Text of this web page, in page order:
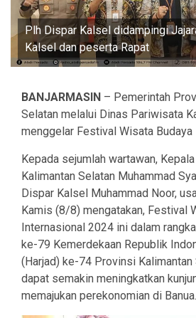
Plh Dispar Kalsel didampingi
Kalsel dan peserta Rapat
BANJARMASIN – Pemerintah
Selatan melalui Dinas Pariwisata
menggelar Festival Wisata
Kepada sejumlah wartawan,
Kalimantan Selatan Muhammad
Dispar Kalsel Muhammad Noor,
Kamis (8/8) mengatakan, Festival
Internasional 2024 ini dalam
ke-79 Kemerdekaan Republik
(Harjad) ke-74 Provinsi Kalimantan
dapat semakin meningkatkan
memajukan perekonomian di Banua.